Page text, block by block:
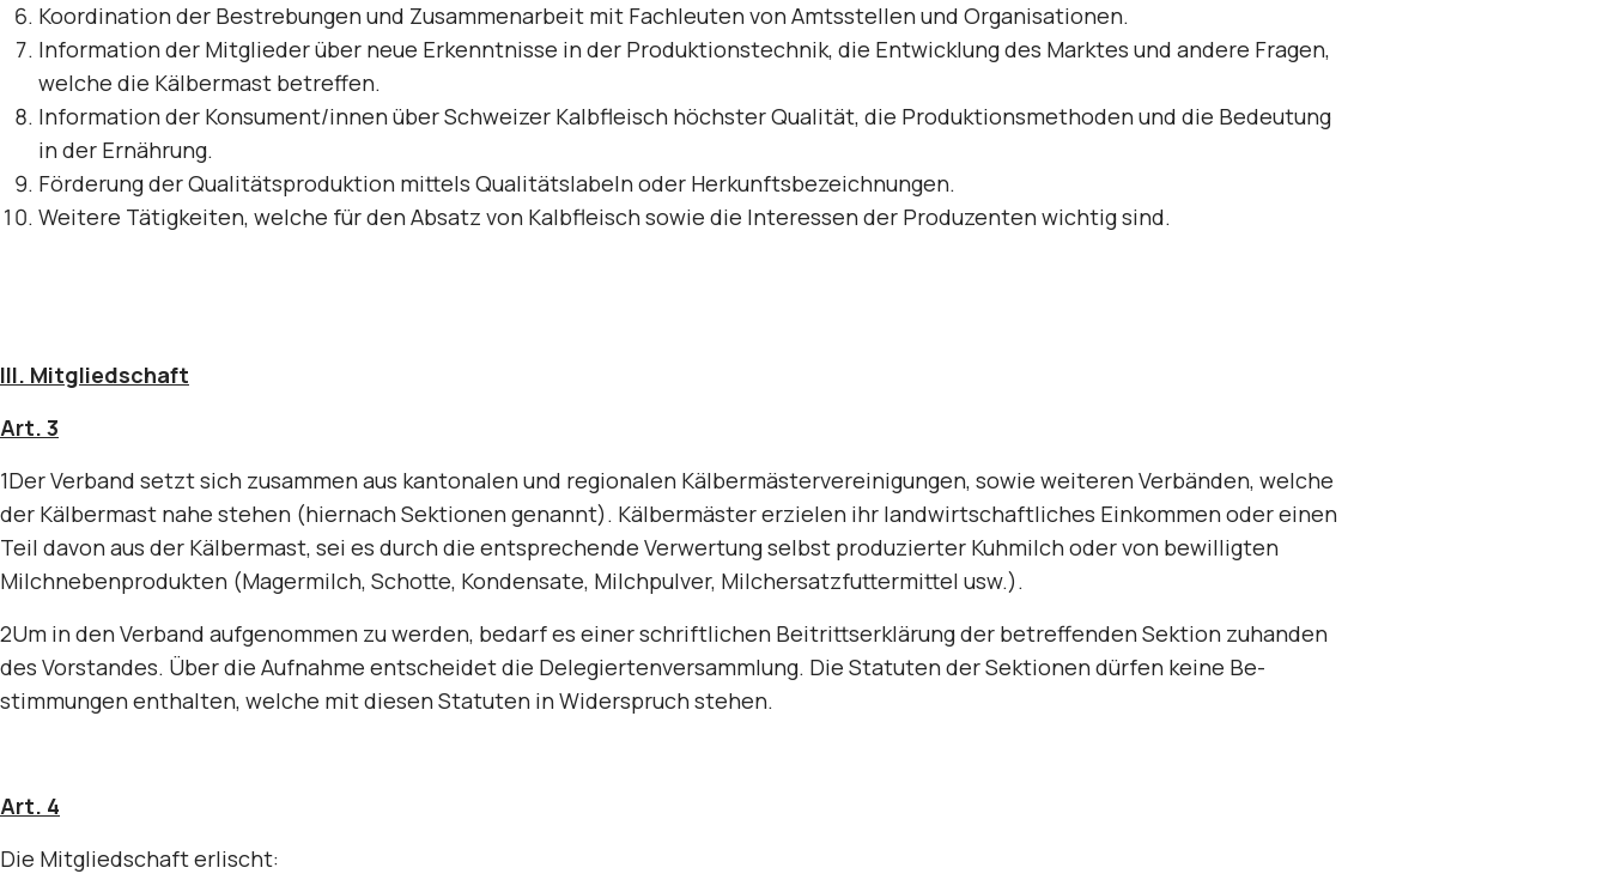
Koordination der Bestrebungen und Zusammenarbeit mit Fachleuten von Amtsstellen und Organisationen.
Information der Mitglieder über neue Erkenntnisse in der Pro­duktionstechnik, die Entwicklung des Marktes und andere Fra­gen,
welche die Kälbermast betreffen.
Information der Konsument/innen über Schweizer Kalbfleisch höchster Qualität, die Produktionsmethoden und die Bedeutung
in der Ernährung.
Förderung der Qualitätsproduktion mittels Qualitätslabeln oder Herkunftsbezeichnungen.
Weitere Tätigkeiten, welche für den Absatz von Kalbfleisch sowie die Interessen der Produzenten wichtig sind.
III. Mitgliedschaft
Art. 3
1Der Verband setzt sich zusammen aus kantonalen und regionalen Kälbermästervereinigungen, sowie weiteren Verbänden, welche
der Kälbermast nahe stehen (hiernach Sektionen genannt). Kälber­mäster erzielen ihr landwirtschaftliches Einkommen oder einen
Teil davon aus der Kälbermast, sei es durch die entsprechende Verwertung selbst produzierter Kuhmilch oder von bewilligten
Milchnebenprodukten (Mager­milch, Schotte, Kondensate, Milchpulver, Milchersatzfuttermittel usw.).
2Um in den Verband aufgenommen zu werden, bedarf es einer schriftlichen Beitrittserklärung der betreffenden Sektion zuhanden
des Vorstandes. Über die Aufnahme entscheidet die Delegier­tenversammlung. Die Statuten der Sektionen dürfen keine Be­
stimmungen enthalten, welche mit diesen Statuten in Widerspruch stehen.
Art. 4
Die Mitgliedschaft erlischt: